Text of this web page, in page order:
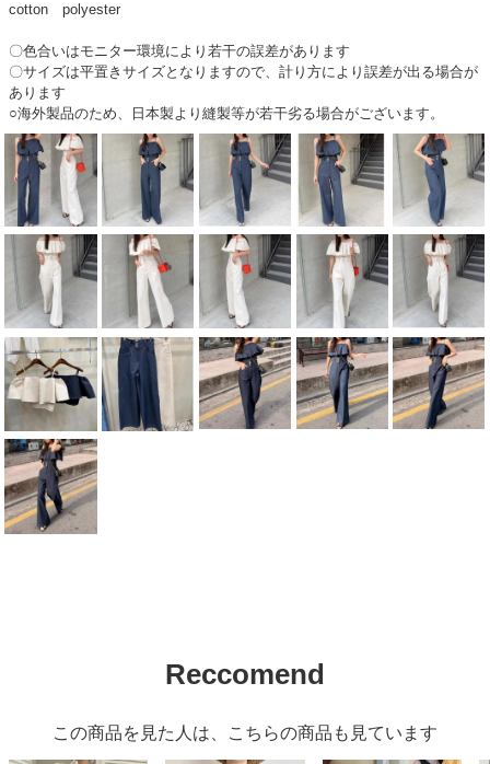
cotton polyester
〇色合いはモニター環境により若干の誤差があります
〇サイズは平置きサイズとなりますので、計り方により誤差が出る場合が
あります
○海外製品のため、日本製より縫製等が若干劣る場合がございます。
Reccomend
この商品を見た人は、こちらの商品も見ています